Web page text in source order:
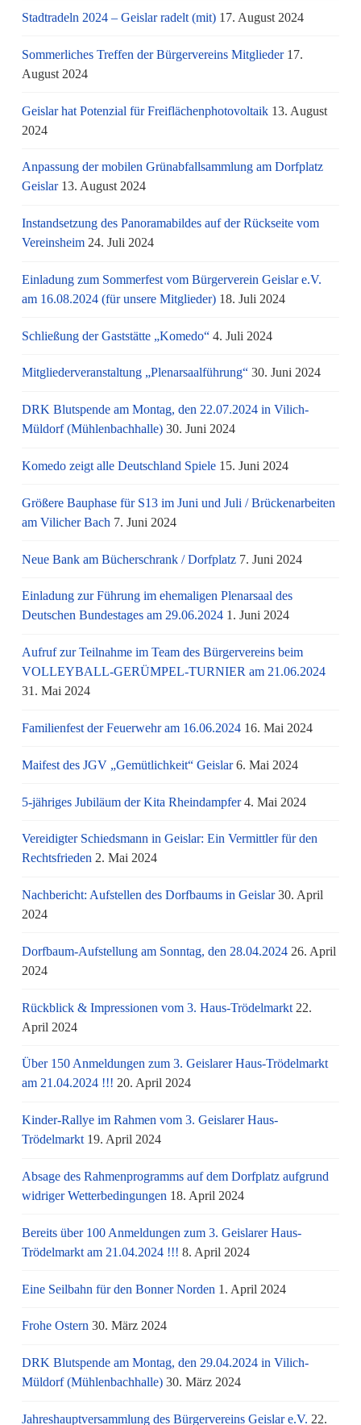
Stadtradeln 2024 – Geislar radelt (mit) 17. August 2024
Sommerliches Treffen der Bürgervereins Mitglieder 17.
August 2024
Geislar hat Potenzial für Freiflächenphotovoltaik 13. August
2024
Anpassung der mobilen Grünabfallsammlung am Dorfplatz
Geislar 13. August 2024
Instandsetzung des Panoramabildes auf der Rückseite vom
Vereinsheim 24. Juli 2024
Einladung zum Sommerfest vom Bürgerverein Geislar e.V.
am 16.08.2024 (für unsere Mitglieder) 18. Juli 2024
Schließung der Gaststätte „Komedo“ 4. Juli 2024
Mitgliederveranstaltung „Plenarsaalführung“ 30. Juni 2024
DRK Blutspende am Montag, den 22.07.2024 in Vilich-
Müldorf (Mühlenbachhalle) 30. Juni 2024
Komedo zeigt alle Deutschland Spiele 15. Juni 2024
Größere Bauphase für S13 im Juni und Juli / Brü­cken­ar­bei­ten
am Vi­li­cher Bach 7. Juni 2024
Neue Bank am Bücherschrank / Dorfplatz 7. Juni 2024
Einladung zur Führung im ehemaligen Plenarsaal des
Deutschen Bundestages am 29.06.2024 1. Juni 2024
Aufruf zur Teilnahme im Team des Bürgervereins beim
VOLLEYBALL-GERÜMPEL-TURNIER am 21.06.2024
31. Mai 2024
Familienfest der Feuerwehr am 16.06.2024 16. Mai 2024
Maifest des JGV „Gemütlichkeit“ Geislar 6. Mai 2024
5-jähriges Jubiläum der Kita Rheindampfer 4. Mai 2024
Vereidigter Schiedsmann in Geislar: Ein Vermittler für den
Rechtsfrieden 2. Mai 2024
Nachbericht: Aufstellen des Dorfbaums in Geislar 30. April
2024
Dorfbaum-Aufstellung am Sonntag, den 28.04.2024 26. April
2024
Rückblick & Impressionen vom 3. Haus-Trödelmarkt 22.
April 2024
Über 150 Anmeldungen zum 3. Geislarer Haus-Trödelmarkt
am 21.04.2024 !!! 20. April 2024
Kinder-Rallye im Rahmen vom 3. Geislarer Haus-
Trödelmarkt 19. April 2024
Absage des Rahmenprogramms auf dem Dorfplatz aufgrund
widriger Wetterbedingungen 18. April 2024
Bereits über 100 Anmeldungen zum 3. Geislarer Haus-
Trödelmarkt am 21.04.2024 !!! 8. April 2024
Eine Seilbahn für den Bonner Norden 1. April 2024
Frohe Ostern 30. März 2024
DRK Blutspende am Montag, den 29.04.2024 in Vilich-
Müldorf (Mühlenbachhalle) 30. März 2024
Jahreshauptversammlung des Bürgervereins Geislar e.V. 22.